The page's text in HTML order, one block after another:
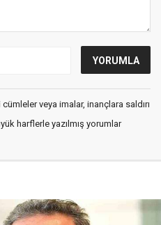
veya imalar, inançlara saldırı
harflerle yazılmış yorumlar